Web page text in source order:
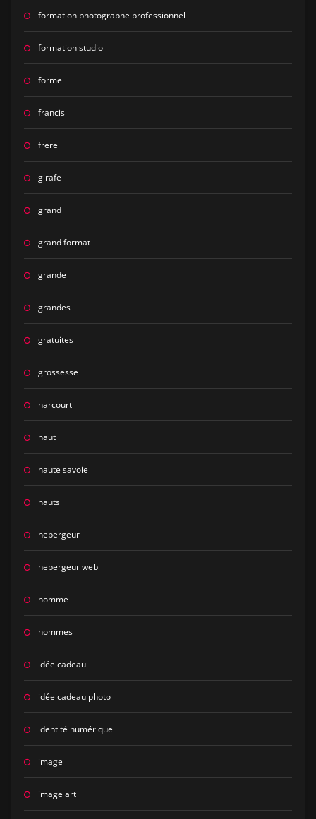
formation photographe professionnel
formation studio
forme
francis
frere
girafe
grand
grand format
grande
grandes
gratuites
grossesse
harcourt
haut
haute savoie
hauts
hebergeur
hebergeur web
homme
hommes
idée cadeau
idée cadeau photo
identité numérique
image
image art